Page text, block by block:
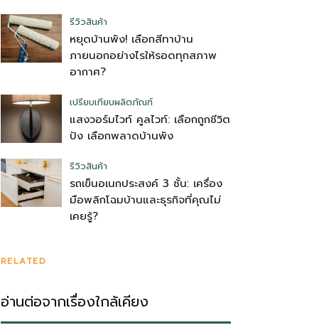
รีวิวสินค้า
หยุดบ้านพัง! เลือกสีทาบ้าน
ภายนอกอย่างไรให้รอดทุกสภาพ
อากาศ?
เปรียบเทียบผลิตภัณฑ์
แสงวอร์มไวท์ คูลไวท์: เลือกถูกชีวิต
ปัง เลือกพลาดบ้านพัง
รีวิวสินค้า
รถเข็นอเนกประสงค์ 3 ชั้น: เครื่อง
มือพลิกโฉมบ้านและธุรกิจที่คุณไม่
เคยรู้?
RELATED
อ่านต่อจากเรื่องใกล้เคียง